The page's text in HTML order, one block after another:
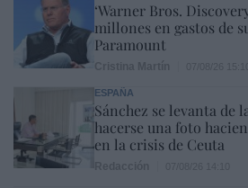
‘Warner Bros.
millones en gastos de
Paramount
ESPAÑA
Sánchez se levanta de
hacerse una foto
en la crisis de Ceuta